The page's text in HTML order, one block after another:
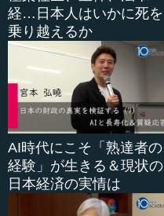
経…日本人はいかに死を
乗り越えるか
AI時代にこそ「熟達者の
経験」が生きる＆現状の
日本経済の実情は